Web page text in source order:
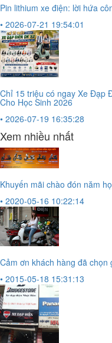
Pin lithium xe điện: lời hứa
• 2026-07-21 19:54:01
Chỉ 15 triệu có ngay Xe Đạp
Cho Học Sinh 2026
• 2026-07-19 16:35:28
Xem nhiều nhất
Khuyến mãi chào đón năm
• 2020-05-16 10:22:14
Cảm ơn khách hàng đã
• 2015-05-18 15:31:13